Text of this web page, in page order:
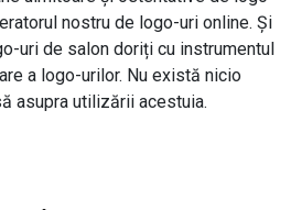
nostru de logo-uri online. Și
uri de salon doriți cu instrumentul
a logo-urilor. Nu există nicio
asupra utilizării acestuia.